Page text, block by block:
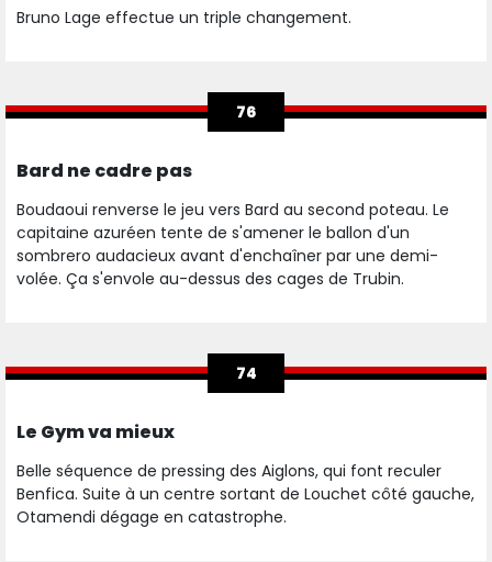
Bruno Lage effectue un triple changement.
76
Bard ne cadre pas
Boudaoui renverse le jeu vers Bard au second poteau. Le
capitaine azuréen tente de s'amener le ballon d'un
sombrero audacieux avant d'enchaîner par une demi-
volée. Ça s'envole au-dessus des cages de Trubin.
74
Le Gym va mieux
Belle séquence de pressing des Aiglons, qui font reculer
Benfica. Suite à un centre sortant de Louchet côté gauche,
Otamendi dégage en catastrophe.